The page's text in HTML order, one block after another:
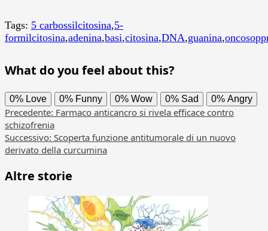
Tags: 5 carbossilcitosina,5-
formilcitosina,adenina,basi,citosina,DNA,guanina,
What do you feel about this?
0% Love 0% Funny 0% Wow 0% Sad 0% Angry
Navigazione
articolo
Precedente: Farmaco anticancro si rivela efficace contro
schizofrenia
Successivo: Scoperta funzione antitumorale di un nuovo
derivato della curcumina
Altre storie